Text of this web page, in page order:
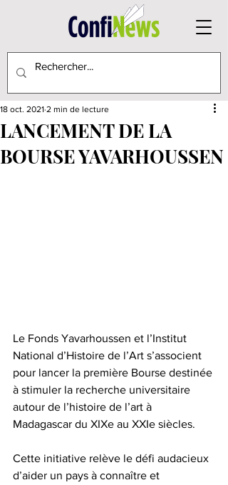
LANCEMENT DE LA
BOURSE YAVARHOUSSEN
18 oct. 2021 2 min de lecture
Le Fonds Yavarhoussen et l’Institut
National d’Histoire de l’Art s’associent
pour lancer la première Bourse destinée
à stimuler la recherche universitaire
autour de l’histoire de l’art à
Madagascar du XIXe au XXIe siècles.
Cette initiative relève le défi audacieux
d’aider un pays à connaître et